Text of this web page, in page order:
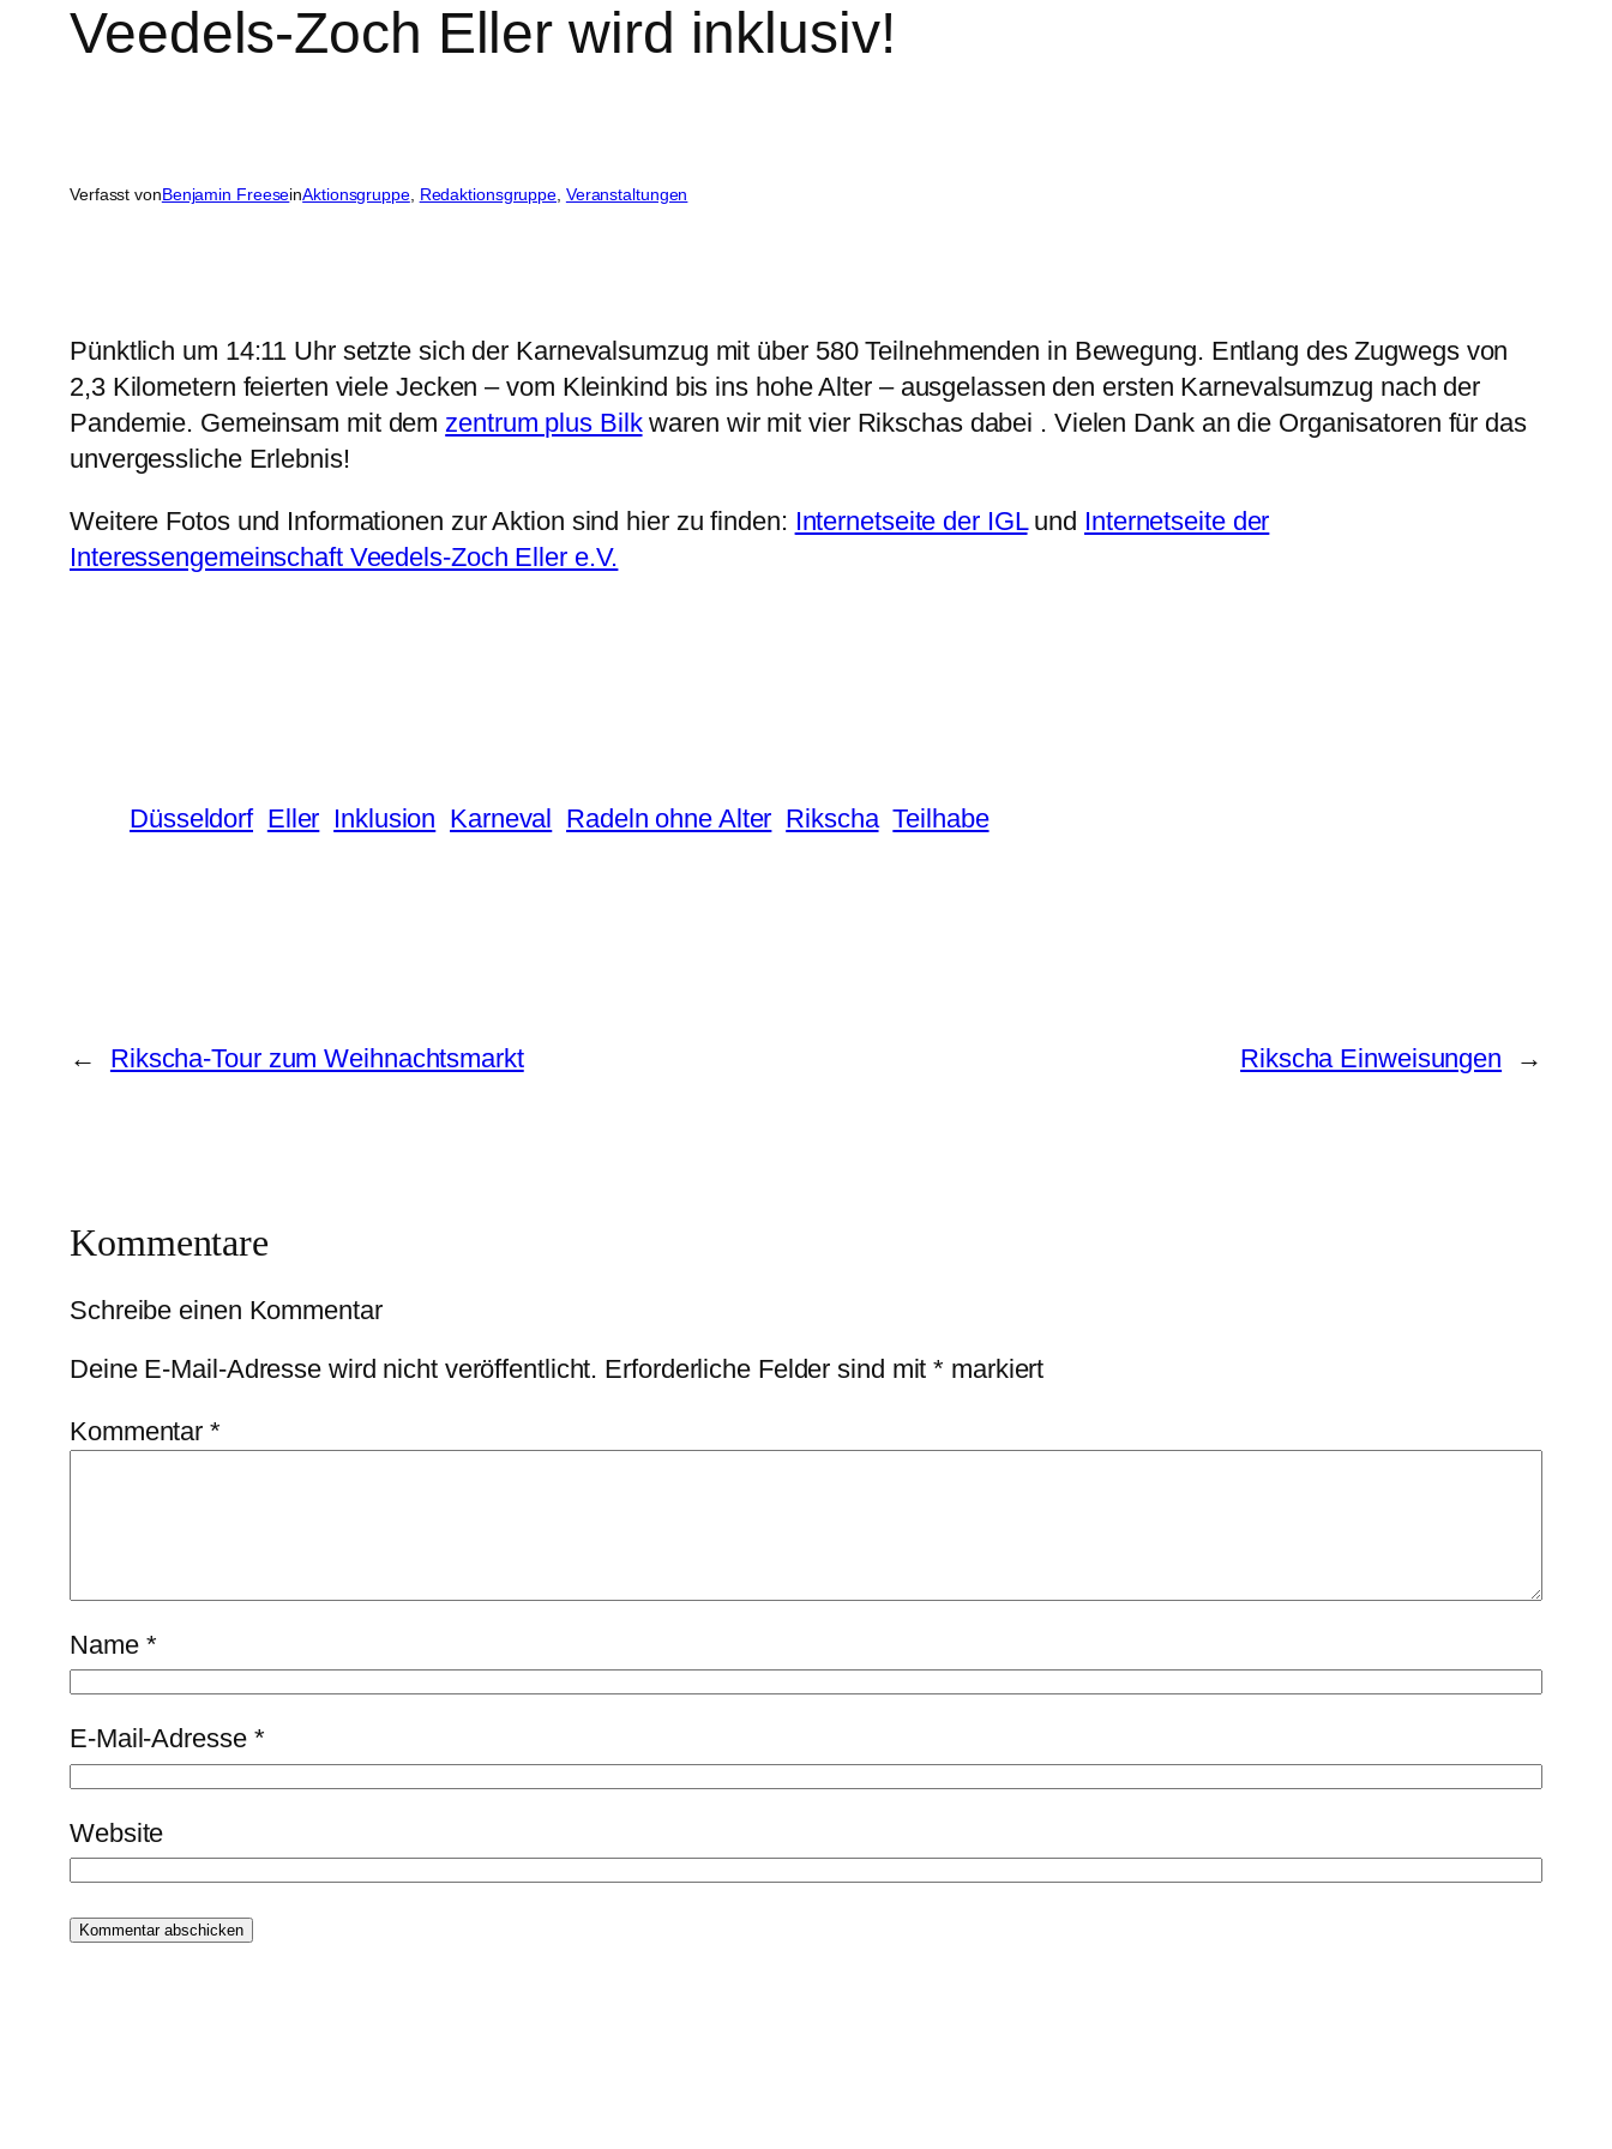
Veedels-Zoch Eller wird inklusiv!
Verfasst vonBenjamin FreeseinAktionsgruppe, Redaktionsgruppe, Veranstaltungen
Pünktlich um 14:11 Uhr setzte sich der Karnevalsumzug mit über 580 Teilnehmenden in Bewegung. Entlang des Zugwegs von
2,3 Kilometern feierten viele Jecken – vom Kleinkind bis ins hohe Alter – ausgelassen den ersten Karnevalsumzug nach der
Pandemie. Gemeinsam mit demzentrum plus Bilkwaren wir mit vier Rikschas dabei . Vielen Dank an die Organisatoren für das
unvergessliche Erlebnis!
Weitere Fotos und Informationen zur Aktion sind hier zu finden: Internetseite der IGLund Internetseite der
Interessengemeinschaft Veedels-Zoch Eller e.V.
Düsseldorf Eller Inklusion Karneval Radeln ohne Alter Rikscha Teilhabe
← Rikscha-Tour zum Weihnachtsmarkt Rikscha Einweisungen →
Kommentare
Schreibe einen Kommentar
Deine E-Mail-Adresse wird nicht veröffentlicht. Erforderliche Felder sind mit* markiert
Kommentar*
Name *
E-Mail-Adresse *
Website